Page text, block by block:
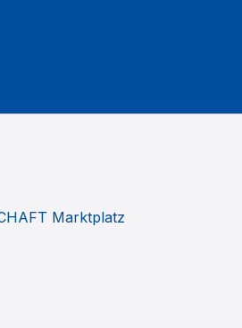
Marktplatz